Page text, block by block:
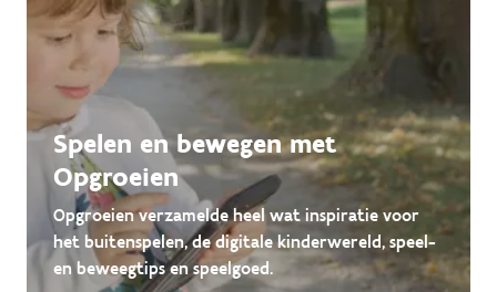
Spelen en bewegen met
Opgroeien
Opgroeien verzamelde heel wat inspiratie voor
het buitenspelen, de digitale kinderwereld, speel-
en beweegtips en speelgoed.